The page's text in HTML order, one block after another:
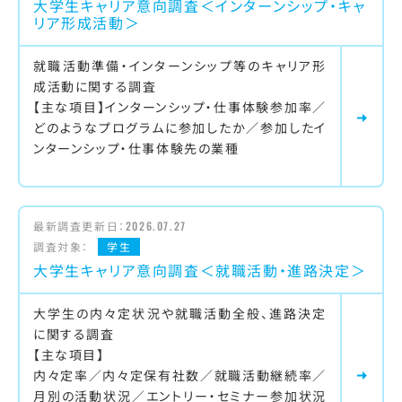
大学生キャリア意向調査＜インターンシップ・キャ
リア形成活動＞
就職活動準備・インターンシップ等のキャリア形
成活動に関する調査
【主な項目】インターンシップ・仕事体験参加率／
どのようなプログラムに参加したか／参加したイ
ンターンシップ・仕事体験先の業種
最新調査更新日： 2026.07.27
調査対象：
学生
大学生キャリア意向調査＜就職活動・進路決定＞
大学生の内々定状況や就職活動全般、進路決定
に関する調査
【主な項目】
内々定率／内々定保有社数／就職活動継続率／
月別の活動状況／エントリー・セミナー参加状況